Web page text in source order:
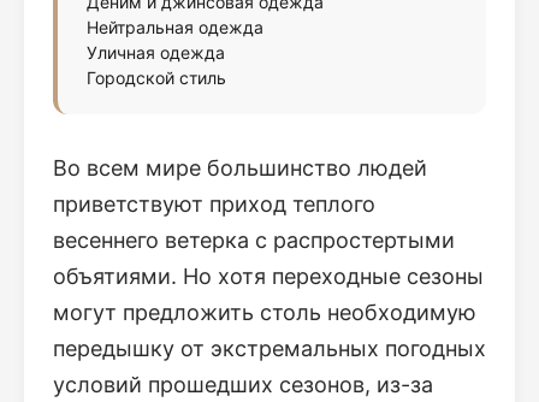
Нейтральная одежда
Уличная одежда
Городской стиль
Во всем мире большинство людей
приветствуют приход теплого
весеннего ветерка с распростертыми
объятиями. Но хотя переходные сезоны
могут предложить столь необходимую
передышку от экстремальных погодных
условий прошедших сезонов, из-за